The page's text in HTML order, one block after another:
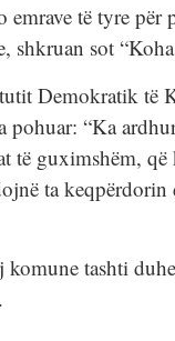
emrave të tyre
shkruan sot
Demokratik të
pohuar: “Ka
të guximshëm,
ta
komune tashti